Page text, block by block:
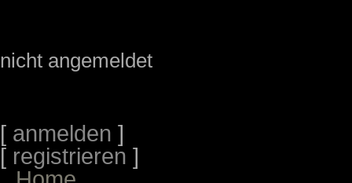
nicht angemeldet
[ anmelden ]
[ registrieren ]